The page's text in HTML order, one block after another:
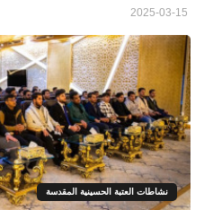
نشاطات العتبة الحسينية المقدسة